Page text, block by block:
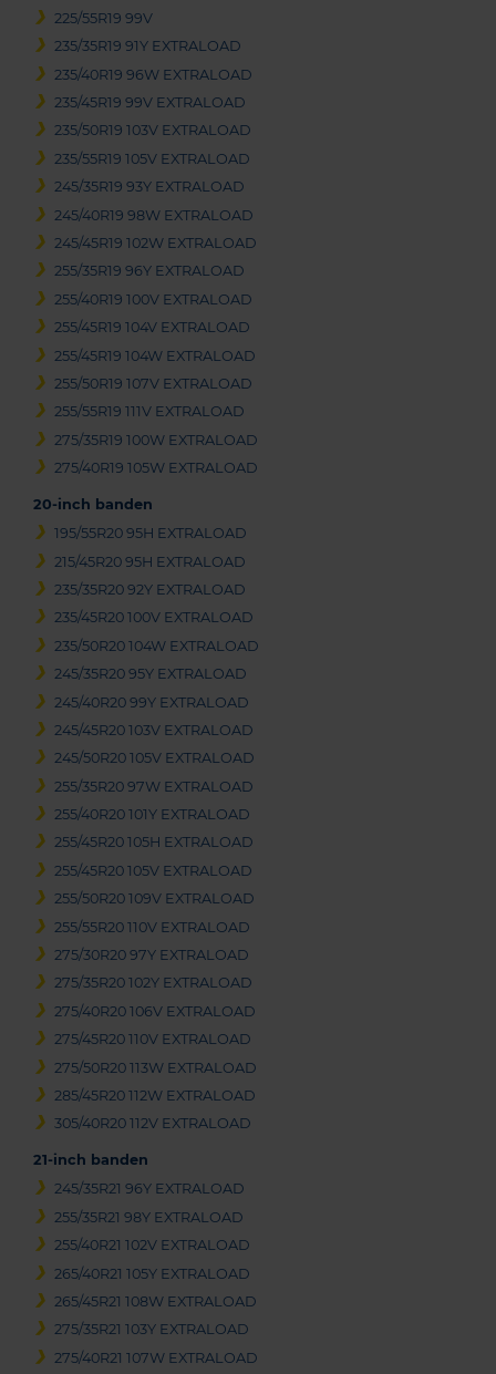
225/55R19 99V
235/35R19 91Y EXTRALOAD
235/40R19 96W EXTRALOAD
235/45R19 99V EXTRALOAD
235/50R19 103V EXTRALOAD
235/55R19 105V EXTRALOAD
245/35R19 93Y EXTRALOAD
245/40R19 98W EXTRALOAD
245/45R19 102W EXTRALOAD
255/35R19 96Y EXTRALOAD
255/40R19 100V EXTRALOAD
255/45R19 104V EXTRALOAD
255/45R19 104W EXTRALOAD
255/50R19 107V EXTRALOAD
255/55R19 111V EXTRALOAD
275/35R19 100W EXTRALOAD
275/40R19 105W EXTRALOAD
20-inch banden
195/55R20 95H EXTRALOAD
215/45R20 95H EXTRALOAD
235/35R20 92Y EXTRALOAD
235/45R20 100V EXTRALOAD
235/50R20 104W EXTRALOAD
245/35R20 95Y EXTRALOAD
245/40R20 99Y EXTRALOAD
245/45R20 103V EXTRALOAD
245/50R20 105V EXTRALOAD
255/35R20 97W EXTRALOAD
255/40R20 101Y EXTRALOAD
255/45R20 105H EXTRALOAD
255/45R20 105V EXTRALOAD
255/50R20 109V EXTRALOAD
255/55R20 110V EXTRALOAD
275/30R20 97Y EXTRALOAD
275/35R20 102Y EXTRALOAD
275/40R20 106V EXTRALOAD
275/45R20 110V EXTRALOAD
275/50R20 113W EXTRALOAD
285/45R20 112W EXTRALOAD
305/40R20 112V EXTRALOAD
21-inch banden
245/35R21 96Y EXTRALOAD
255/35R21 98Y EXTRALOAD
255/40R21 102V EXTRALOAD
265/40R21 105Y EXTRALOAD
265/45R21 108W EXTRALOAD
275/35R21 103Y EXTRALOAD
275/40R21 107W EXTRALOAD